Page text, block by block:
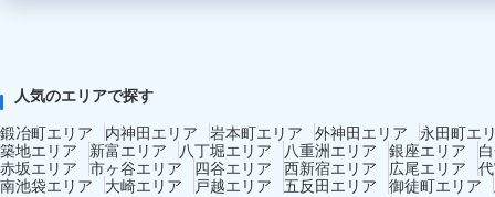
人気のエリアで探す
鍛冶町エリア
内神田エリア 岩本町エリア 外神田エリア
永田町エ
築地エリア
新富エリア 八丁堀エリア 八重洲エリア 銀座エリア
赤坂エリア 市ヶ谷エリア 四谷エリア 西新宿エリア 広尾エリア
南池袋エリア
大崎エリア 戸越エリア 五反田エリア 御徒町エリア